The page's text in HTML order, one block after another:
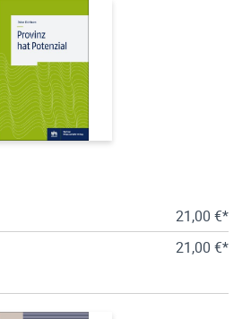
21,00 €*
21,00 €*